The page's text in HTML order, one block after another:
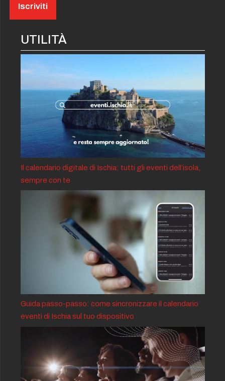
UTILITÀ
Il calendario digitale di Ischia: tutti gli eventi dell’isola,
sempre con te
Guida passo-passo: come sincronizzare il calendario
eventi di Ischia sul tuo dispositivo